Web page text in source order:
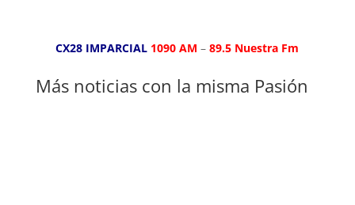
CX28 IMPARCIAL 1090 AM –89.5 Nuestra Fm
Más noticias con la misma Pasión